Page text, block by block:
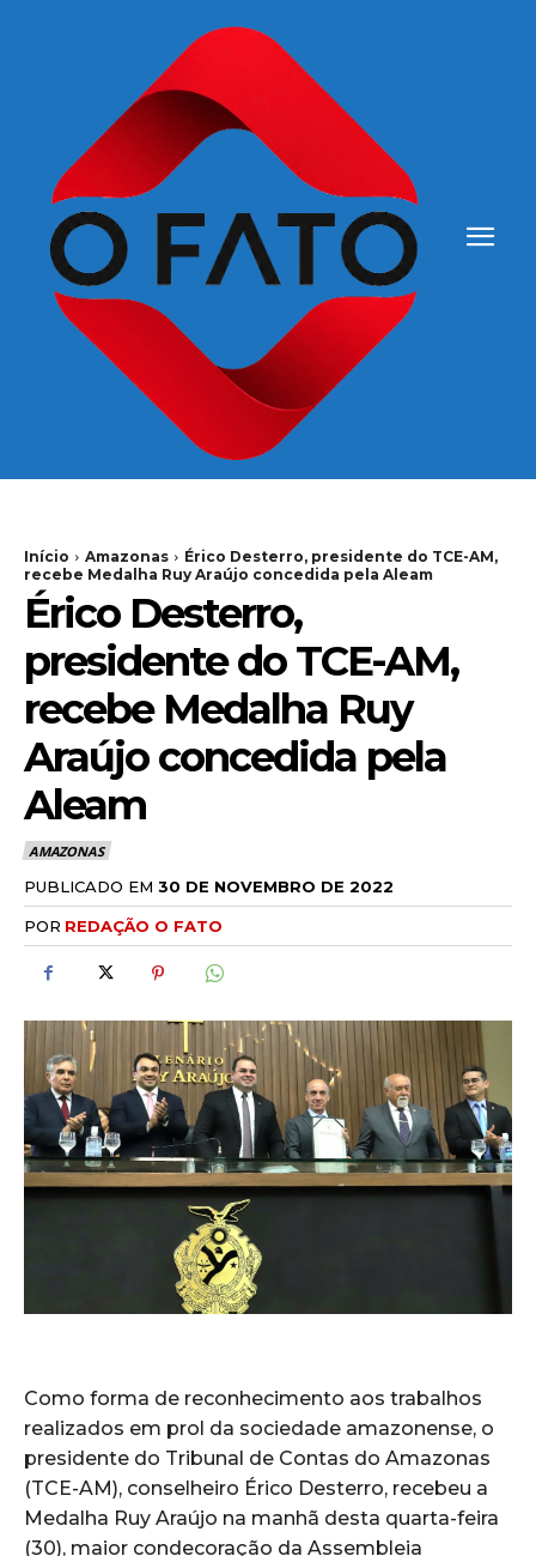
Início Amazonas
Érico Desterro, presidente do TCE-AM,
recebe Medalha Ruy Araújo concedida pela Aleam
Érico Desterro,
presidente do TCE-AM,
recebe Medalha Ruy
Araújo concedida pela
Aleam
AMAZONAS
PUBLICADO EM 30 DE NOVEMBRO DE 2022
POR REDAÇÃO O FATO
Como forma de reconhecimento aos trabalhos
realizados em prol da sociedade amazonense, o
presidente do Tribunal de Contas do Amazonas
(TCE-AM), conselheiro Érico Desterro, recebeu a
Medalha Ruy Araújo na manhã desta quarta-feira
(30), maior condecoração da Assembleia